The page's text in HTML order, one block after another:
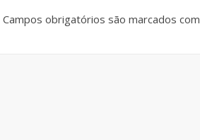
Campos obrigatórios são marcados com